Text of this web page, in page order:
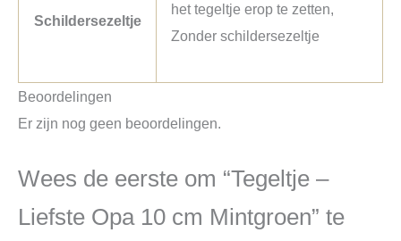
Schildersezeltje
het tegeltje erop te zetten,
Zonder schildersezeltje
Beoordelingen
Er zijn nog geen beoordelingen.
Wees de eerste om “Tegeltje –
Liefste Opa 10 cm Mintgroen” te